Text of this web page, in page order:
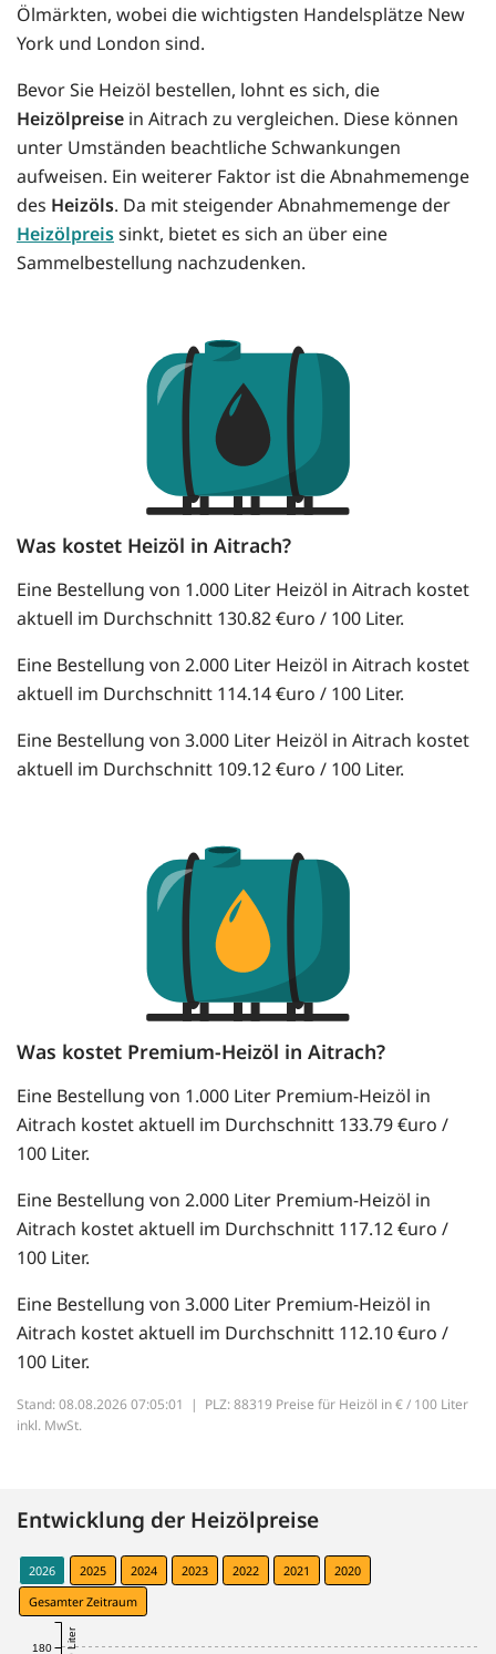
Ölmärkten, wobei die wichtigsten Handelsplätze New
York und London sind.
Bevor Sie Heizöl bestellen, lohnt es sich, die
Heizölpreise in Aitrach zu vergleichen. Diese können
unter Umständen beachtliche Schwankungen
aufweisen. Ein weiterer Faktor ist die Abnahmemenge
des Heizöls. Da mit steigender Abnahmemenge der
Heizölpreissinkt, bietet es sich an über eine
Sammelbestellung nachzudenken.
Was kostet Heizöl in Aitrach?
Eine Bestellung von 1.000 Liter Heizöl in Aitrach kostet
aktuell im Durchschnitt 130.82 €uro / 100 Liter.
Eine Bestellung von 2.000 Liter Heizöl in Aitrach kostet
aktuell im Durchschnitt 114.14 €uro / 100 Liter.
Eine Bestellung von 3.000 Liter Heizöl in Aitrach kostet
aktuell im Durchschnitt 109.12 €uro / 100 Liter.
Was kostet Premium-Heizöl in Aitrach?
Eine Bestellung von 1.000 Liter Premium-Heizöl in
Aitrach kostet aktuell im Durchschnitt 133.79 €uro /
100 Liter.
Eine Bestellung von 2.000 Liter Premium-Heizöl in
Aitrach kostet aktuell im Durchschnitt 117.12 €uro /
100 Liter.
Eine Bestellung von 3.000 Liter Premium-Heizöl in
Aitrach kostet aktuell im Durchschnitt 112.10 €uro /
100 Liter.
Stand: 08.08.2026 07:05:01 | PLZ: 88319 Preise für Heizöl in € / 100 Liter
inkl. MwSt.
Entwicklung der Heizölpreise
2026 2025 2024 2023 2022 2021
2020
Gesamter Zeitraum
180